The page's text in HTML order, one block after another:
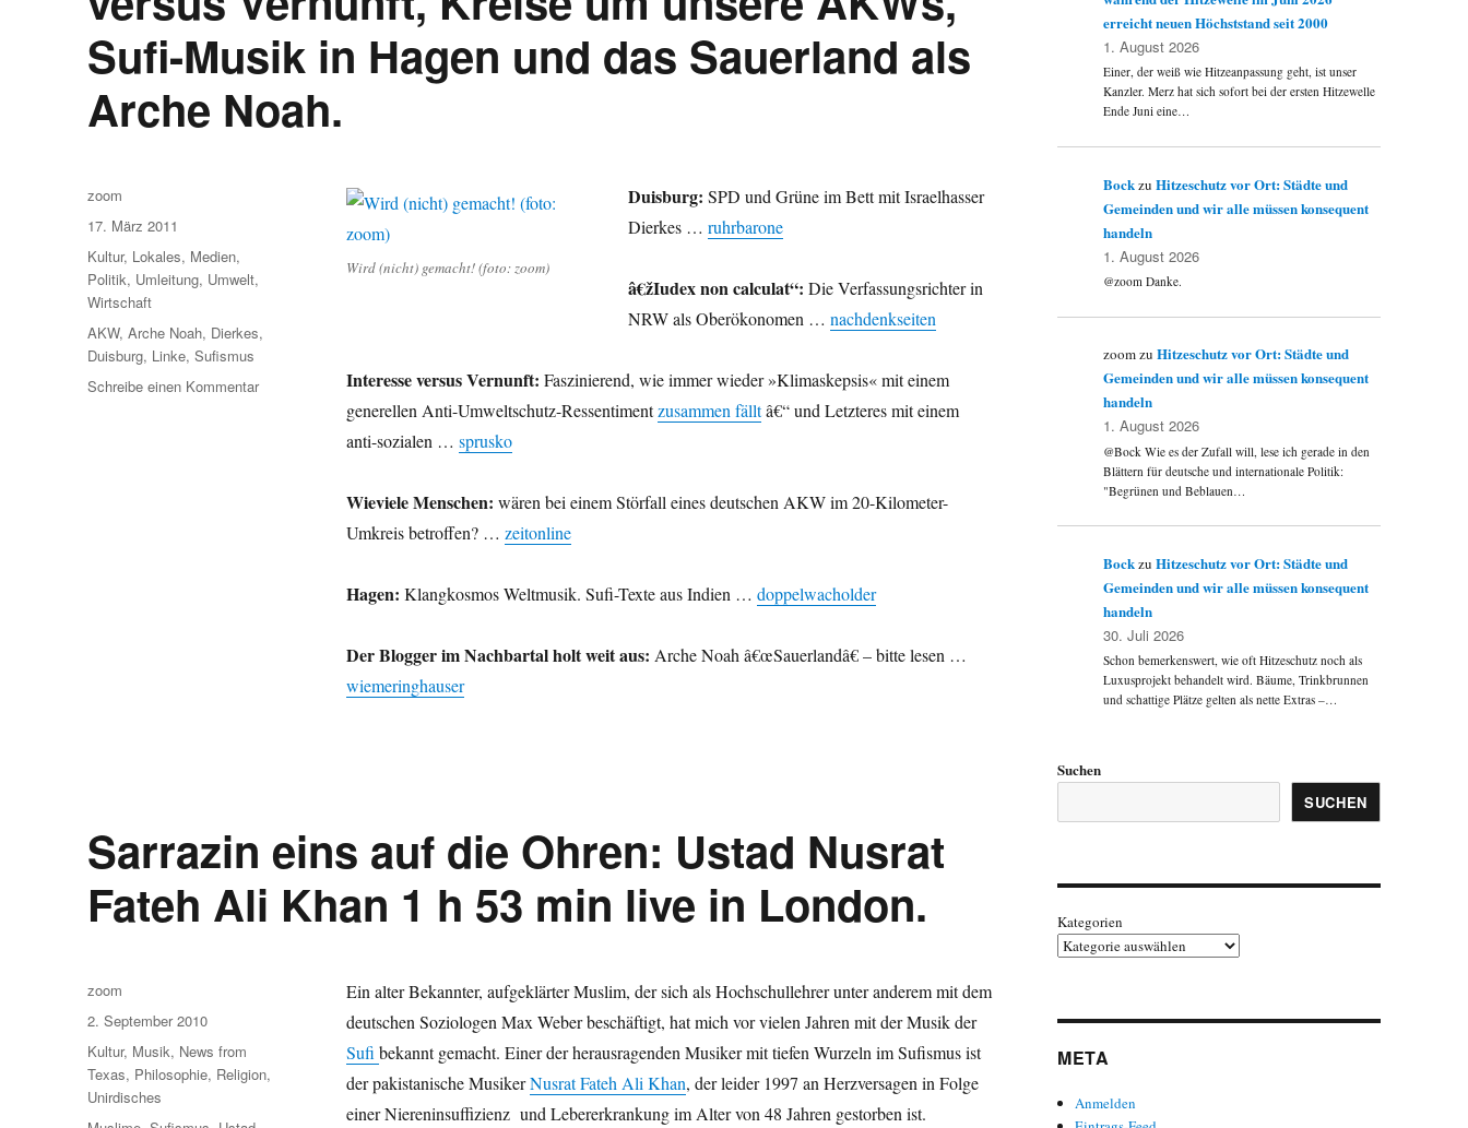
Sufi-Musik in Hagen und das Sauerland als
Arche Noah.
Wird (nicht) gemacht! (foto: zoom)
Duisburg: SPD und Grüne im Bett mit Israelhasser
Dierkes … ruhrbarone
â€žIudex non calculat“: Die Verfassungsrichter in
NRW als Oberökonomen … nachdenkseiten
Interesse versus Vernunft: Faszinierend, wie immer wieder »Klimaskepsis« mit einem
generellen Anti-Umweltschutz-Ressentimentzusammen fälltâ€“ und Letzteres mit einem
anti-sozialen … sprusko
Wieviele Menschen: wären bei einem Störfall eines deutschen AKW im 20-Kilometer-
Umkreis betroffen? … zeitonline
Hagen: Klangkosmos Weltmusik. Sufi-Texte aus Indien … doppelwacholder
Der Blogger im Nachbartal holt weit aus: Arche Noah â€œSauerlandâ€ – bitte lesen …
wiemeringhauser
Autor
zoom
Veröffentlicht
am
17. März 2011
Kategorien
Kultur, Lokales, Medien,
Politik, Umleitung, Umwelt,
Wirtschaft
Schlagwörter
AKW,Arche Noah, Dierkes,
Duisburg, Linke,Sufismus
Schreibe einen Kommentarzu
Verfassungsrichter
als
Arche
Noah.
Sarrazin eins auf die Ohren: Ustad Nusrat
Fateh Ali Khan 1 h 53 min live in London.
Ein alter Bekannter, aufgeklärter Muslim, der sich als Hochschullehrer unter anderem mit dem
deutschen Soziologen Max Weber beschäftigt, hat mich vor vielen Jahren mit der Musik der
Sufibekannt gemacht. Einer der herausragenden Musiker mit tiefen Wurzeln im Sufismus ist
der pakistanische MusikerNusrat Fateh Ali Khan, der leider 1997 an Herzversagen in Folge
einer Niereninsuffizienz und Lebererkrankung im Alter von 48 Jahren gestorben ist.
Autor
zoom
Veröffentlicht
am
2. September 2010
Kategorien
Kultur, Musik, News from
Texas, Philosophie, Religion,
Unirdisches
erreicht neuen Höchststand seit 2000
1. August 2026
Einer, der weiß wie Hitzeanpassung geht, ist unser
Kanzler. Merz hat sich sofort bei der ersten Hitzewelle
Ende Juni eine…
BockzuHitzeschutz vor Ort: Städte und
Gemeinden und wir alle müssen konsequent
handeln
1. August 2026
@zoom Danke.
zoomzuHitzeschutz vor Ort: Städte und
Gemeinden und wir alle müssen konsequent
handeln
1. August 2026
@Bock Wie es der Zufall will, lese ich gerade in den
Blättern für deutsche und internationale Politik:
"Begrünen und Beblauen…
BockzuHitzeschutz vor Ort: Städte und
Gemeinden und wir alle müssen konsequent
handeln
30. Juli 2026
Schon bemerkenswert, wie oft Hitzeschutz noch als
Luxusprojekt behandelt wird. Bäume, Trinkbrunnen
und schattige Plätze gelten als nette Extras –…
Suchen
SUCHEN
Kategorien
META
Anmelden